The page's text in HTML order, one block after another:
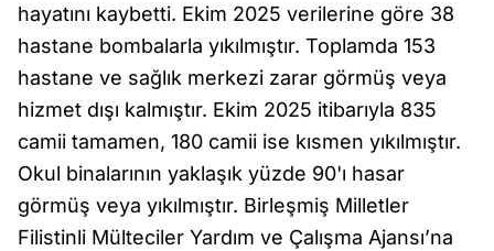
hayatını kaybetti. Ekim 2025 verilerine göre 38
hastane bombalarla yıkılmıştır. Toplamda 153
hastane ve sağlık merkezi zarar görmüş veya
hizmet dışı kalmıştır. Ekim 2025 itibarıyla 835
camii tamamen, 180 camii ise kısmen yıkılmıştır.
Okul binalarının yaklaşık yüzde 90'ı hasar
görmüş veya yıkılmıştır. Birleşmiş Milletler
Filistinli Mülteciler Yardım ve Çalışma Ajansı’na